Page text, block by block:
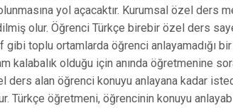
yol açacaktır. Kurumsal özel ders
olur. Öğrenci Türkçe birebir özel ders
gibi toplu ortamlarda öğrenci anlayamadığı
kalabalık olduğu için anında öğretmenine
ders alan öğrenci konuyu anlayana kadar
Türkçe öğretmeni, öğrencinin konuyu